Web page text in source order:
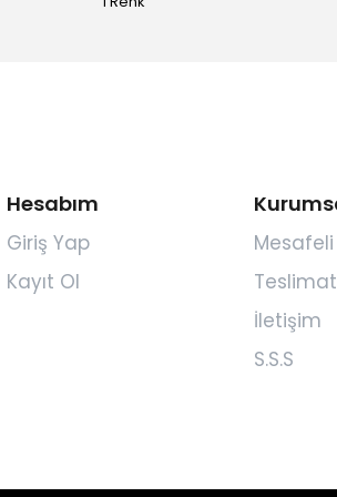
Hesabım
Giriş Yap
Kayıt Ol
Mesafeli
İletişim
S.S.S